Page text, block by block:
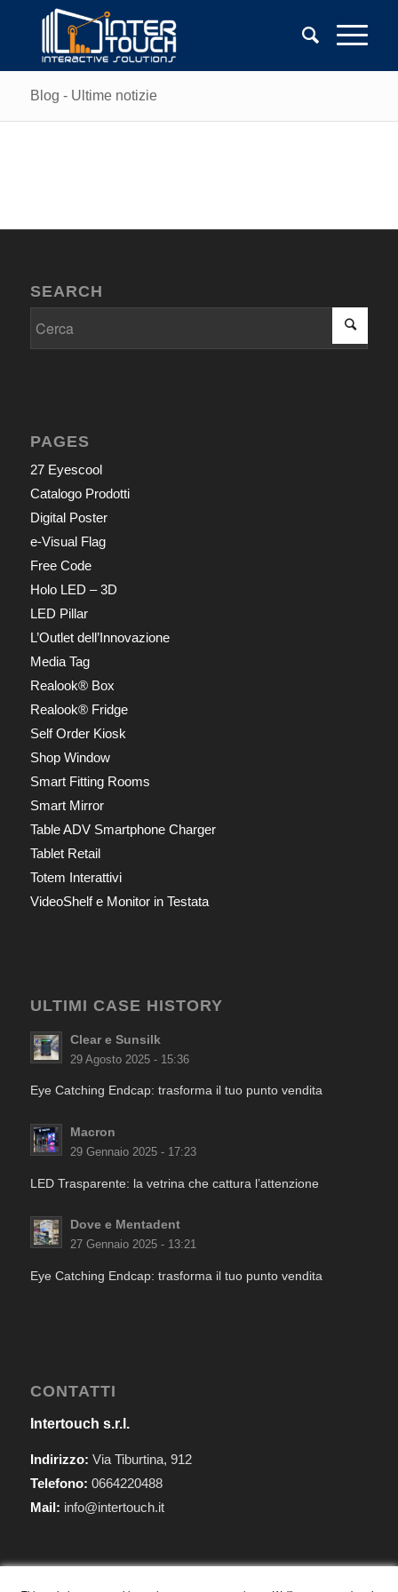
Blog - Ultime notizie
SEARCH
PAGES
27 Eyescool
Catalogo Prodotti
Digital Poster
e-Visual Flag
Free Code
Holo LED – 3D
LED Pillar
L’Outlet dell’Innovazione
Media Tag
Realook® Box
Realook® Fridge
Self Order Kiosk
Shop Window
Smart Fitting Rooms
Smart Mirror
Table ADV Smartphone Charger
Tablet Retail
Totem Interattivi
VideoShelf e Monitor in Testata
ULTIMI CASE HISTORY
Clear e Sunsilk
29 Agosto 2025 - 15:36
Eye Catching Endcap: trasforma il tuo punto vendita
Macron
29 Gennaio 2025 - 17:23
LED Trasparente: la vetrina che cattura l’attenzione
Dove e Mentadent
27 Gennaio 2025 - 13:21
Eye Catching Endcap: trasforma il tuo punto vendita
CONTATTI
Intertouch s.r.l.
Indirizzo: Via Tiburtina, 912
Telefono: 0664220488
Mail: info@intertouch.it